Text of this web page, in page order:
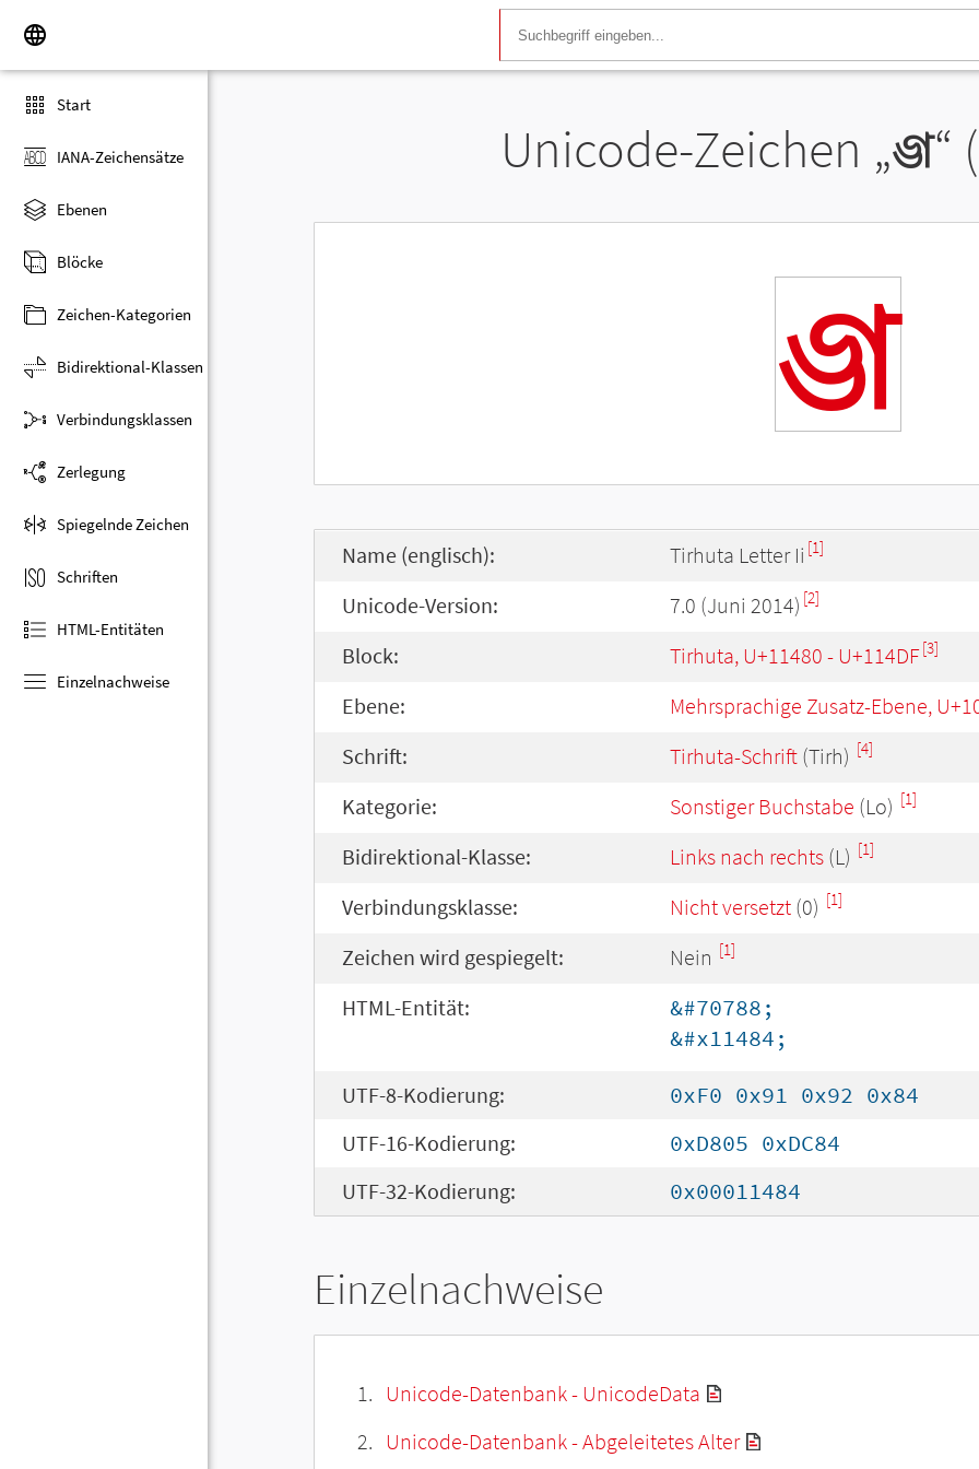
Start
IANA-Zeichensätze
Ebenen
Blöcke
Zeichen-Kategorien
Bidirektional-Klassen
Verbindungsklassen
Zerlegung
Spiegelnde Zeichen
Schriften
HTML-Entitäten
Einzelnachweise
Unicode-Zeichen „𑒄“
𑒄
Name (englisch): Tirhuta Letter Ii [1]
Unicode-Version: 7.0 (Juni 2014) [2]
Block: Tirhuta, U+11480 - U+114DF[3]
Ebene: Mehrsprachige Zusatz-Ebene,
Schrift: Tirhuta-Schrift (Tirh) [4]
Kategorie: Sonstiger Buchstabe (Lo) [1]
Bidirektional-Klasse: Links nach rechts (L) [1]
Verbindungsklasse: Nicht versetzt (0) [1]
Zeichen wird gespiegelt: Nein [1]
HTML-Entität:
&#70788;
&#x11484;
UTF-8-Kodierung:
0xF0 0x91 0x92 0x84
UTF-16-Kodierung:
0xD805 0xDC84
UTF-32-Kodierung:
0x00011484
Einzelnachweise
Unicode-Datenbank - UnicodeData
Unicode-Datenbank - Abgeleitetes Alter